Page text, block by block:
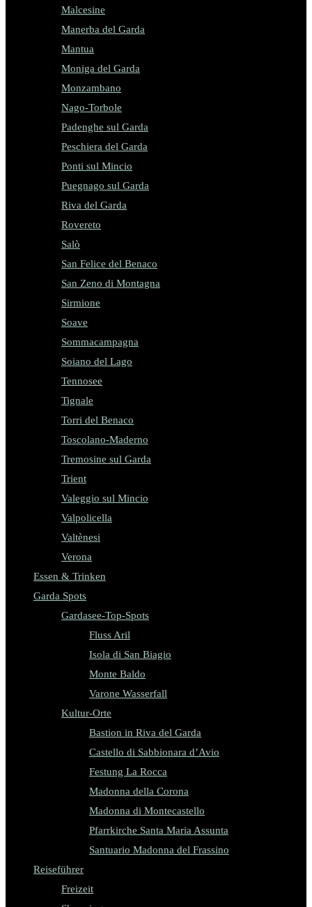
Malcesine
Manerba del Garda
Mantua
Moniga del Garda
Monzambano
Nago-Torbole
Padenghe sul Garda
Peschiera del Garda
Ponti sul Mincio
Puegnago sul Garda
Riva del Garda
Rovereto
Salò
San Felice del Benaco
San Zeno di Montagna
Sirmione
Soave
Sommacampagna
Soiano del Lago
Tennosee
Tignale
Torri del Benaco
Toscolano-Maderno
Tremosine sul Garda
Trient
Valeggio sul Mincio
Valpolicella
Valtènesi
Verona
Essen & Trinken
Garda Spots
Gardasee-Top-Spots
Fluss Aril
Isola di San Biagio
Monte Baldo
Varone Wasserfall
Kultur-Orte
Bastion in Riva del Garda
Castello di Sabbionara d’Avio
Festung La Rocca
Madonna della Corona
Madonna di Montecastello
Pfarrkirche Santa Maria Assunta
Santuario Madonna del Frassino
Reiseführer
Freizeit